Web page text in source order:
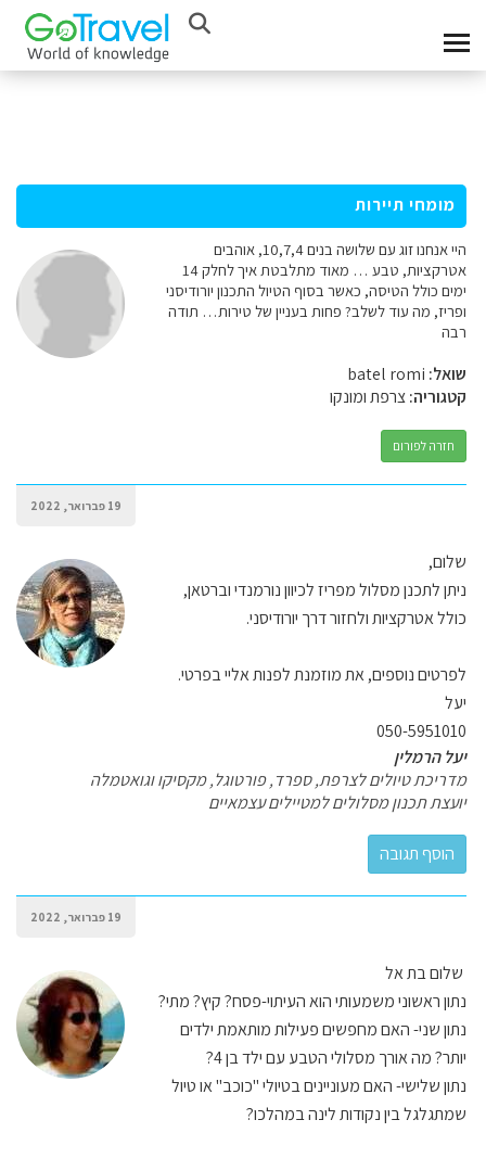
מומחי תיירות
היי אנחנו זוג עם שלושה בנים 10,7,4, אוהבים
אטרקציות, טבע … מאוד מתלבטת איך לחלק 14
ימים כולל הטיסה, כאשר בסוף הטיול התכנון יורודיסני
ופריז, מה עוד לשלב? פחות בעניין של טירות… תודה
רבה
שואל:
קטגוריה:צרפת ומונקו
חזרה לפורום
19 פברואר, 2022
שלום,
ניתן לתכנן מסלול מפריז לכיוון נורמנדי וברטאן,
כולל אטרקציות ולחזור דרך יורודיסני.
לפרטים נוספים, את מוזמנת לפנות אליי בפרטי.
יעל
050-5951010
יעל הרמלין
מדריכת טיולים לצרפת, ספרד, פורטוגל, מקסיקו וגואטמלה
יועצת תכנון מסלולים למטיילים עצמאיים
19 פברואר, 2022
שלום בת אל
נתון ראשוני משמעותי הוא העיתוי-פסח? קיץ? מתי?
נתון שני- האם מחפשים פעילות מותאמת ילדים
יותר? מה אורך מסלולי הטבע עם ילד בן 4?
נתון שלישי- האם מעוניינים בטיולי "כוכב" או טיול
שמתגלגל בין נקודות לינה במהלכו?